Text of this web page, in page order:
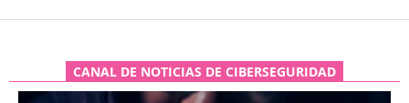
CANAL DE NOTICIAS DE CIBERSEGURIDAD